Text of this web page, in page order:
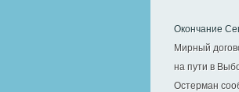
Окончание
Мирный
на пути в
Остерман